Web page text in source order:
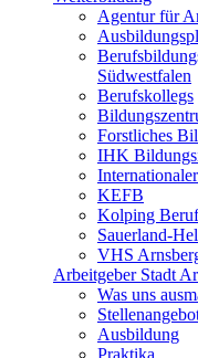
Agentur für
Südwestfalen
Berufskollegs
Forstliches
IHK
KEFB
Kolping
Sauerland-
VHS
Arbeitgeber Stadt
Was uns
Ausbildung
Praktika